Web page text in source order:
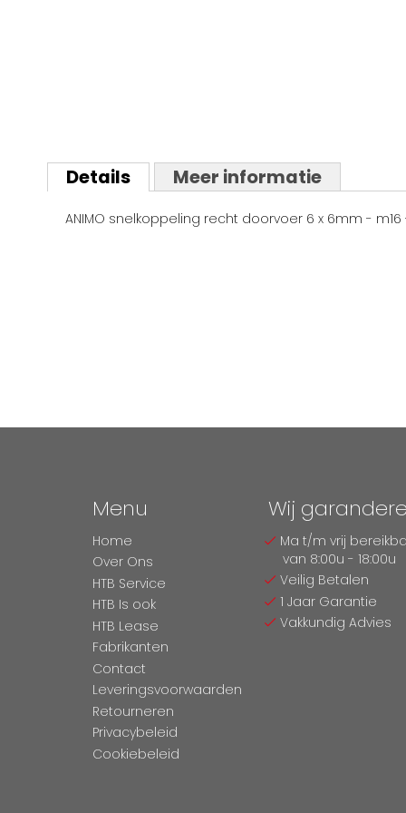
naar
het
van
Details
ANIMO snelkoppeling recht doorvoer 6 x 6mm - m16
Meer informatie
Menu
Home
Over Ons
HTB Service
HTB Is ook
HTB Lease
Fabrikanten
Contact
Leveringsvoorwaarden
Retourneren
Privacybeleid
Cookiebeleid
Wij
Ma t/m vrij
van 8:00u - 18:00u
Veilig Betalen
1 Jaar Garantie
Vakkundig Advies